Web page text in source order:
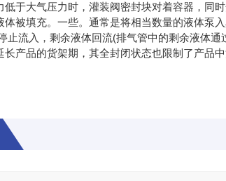
于大气压力时，灌装阀密封块对着容器，同
被填充。一些。通常是将相当数量的液体泵
止流入，剩余液体回流(排气管中的剩余液体
产品的货架期，其全封闭状态也限制了产品中